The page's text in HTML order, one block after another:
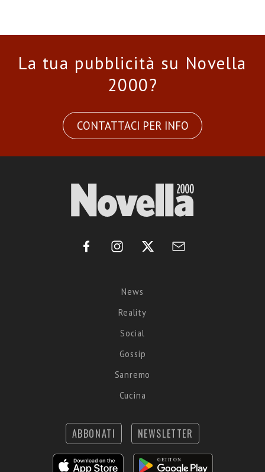
La tua pubblicità su Novella
2000?
CONTATTACI PER INFO
News
Reality
Social
Gossip
Sanremo
Cucina
ABBONATI NEWSLETTER